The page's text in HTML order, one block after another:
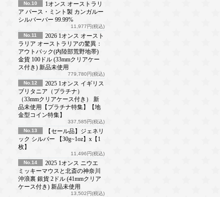
No.10
1オンス オーストラリ
ア パース・ミント製 カンガルー
シルバーバー 99.99%
11,977円(税込)
No.11
2026 1オンス オースト
ラリア オーストラリアの驚異：
アウトバック(内陸部荒野地帯)
金貨 100ドル (33mmクリアケー
ス付き) 新品未使用
779,780円(税込)
No.12
2025 1オンス イギリス
ブリタニア（プラチナ）
（33mmクリアケース付き） 新
品未使用【プラチナ特集】【地
金型コイン特集】
337,585円(税込)
No.13
【セール品】ジェネリ
ック シルバー 【30g~1oz】x【1
枚】
11,496円(税込)
No.14
2025 1オンス ニウエ
ミッキーマウスと北斎の神奈川
沖浪裏 銀貨 2ドル (41mmクリア
ケース付き) 新品未使用
13,502円(税込)